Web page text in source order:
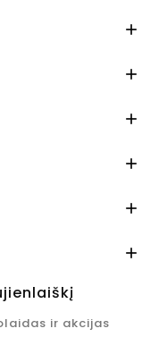






ir akcijas